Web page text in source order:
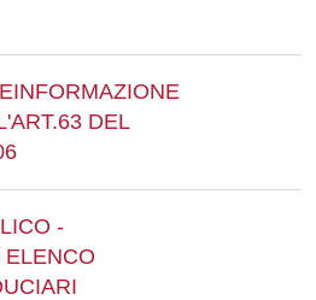
DEL
-